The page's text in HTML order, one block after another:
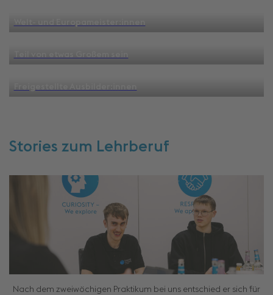
Stories zum Lehrberuf
Nach dem zweiwöchigen Praktikum bei uns entschied er sich für